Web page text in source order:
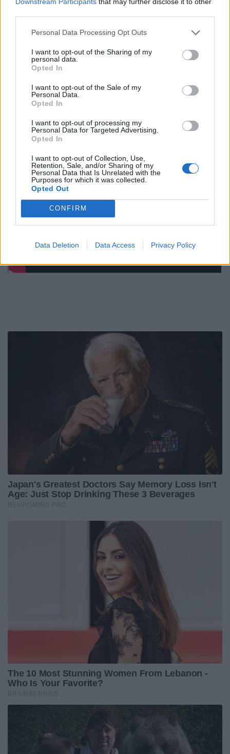
Personal Data Processing Opt Outs
I want to opt-out of the Sharing of my
personal data.
Opted In
I want to opt-out of the Sale of my
Personal Data.
Opted In
I want to opt-out of processing my
Personal Data for Targeted Advertising.
Opted In
I want to opt-out of Collection, Use,
Retention, Sale, and/or Sharing of my
Personal Data that Is Unrelated with the
Purposes for which it was collected.
Opted Out
CONFIRM
Data Deletion Data Access Privacy Policy